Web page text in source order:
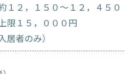
１２，１５０～１２，４５０
上限１５，０００円
居者のみ）